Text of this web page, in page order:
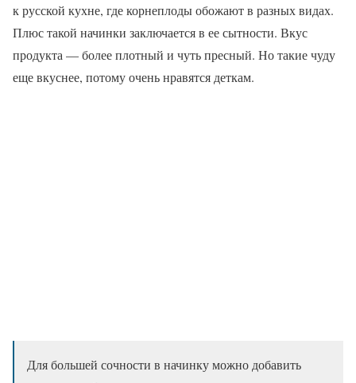
к русской кухне, где корнеплоды обожают в разных видах.
Плюс такой начинки заключается в ее сытности. Вкус
продукта — более плотный и чуть пресный. Но такие чуду
еще вкуснее, потому очень нравятся деткам.
Для большей сочности в начинку можно добавить